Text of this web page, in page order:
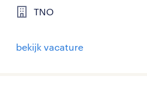
TNO
bekijk vacature